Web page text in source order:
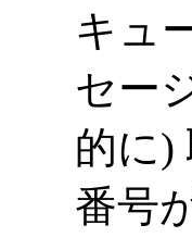
キュ
セー
的に)
番号